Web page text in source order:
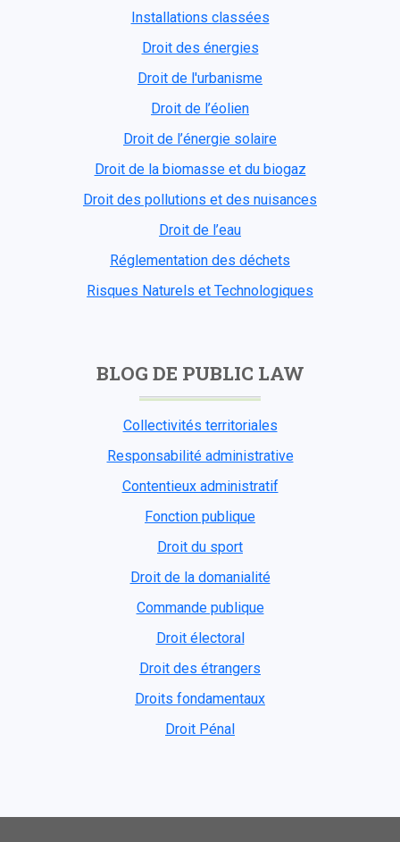
Installations classées
Droit des énergies
Droit de l'urbanisme
Droit de l’éolien
Droit de l’énergie solaire
Droit de la biomasse et du biogaz
Droit des pollutions et des nuisances
Droit de l’eau
Réglementation des déchets
Risques Naturels et Technologiques
BLOG DE PUBLIC LAW
Collectivités territoriales
Responsabilité administrative
Contentieux administratif
Fonction publique
Droit du sport
Droit de la domanialité
Commande publique
Droit électoral
Droit des étrangers
Droits fondamentaux
Droit Pénal